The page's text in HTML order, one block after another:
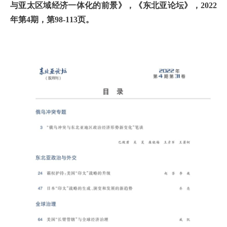
与亚太区域经济一体化的前景》，《东北亚论坛》，2022
年第4期，第98-113页。